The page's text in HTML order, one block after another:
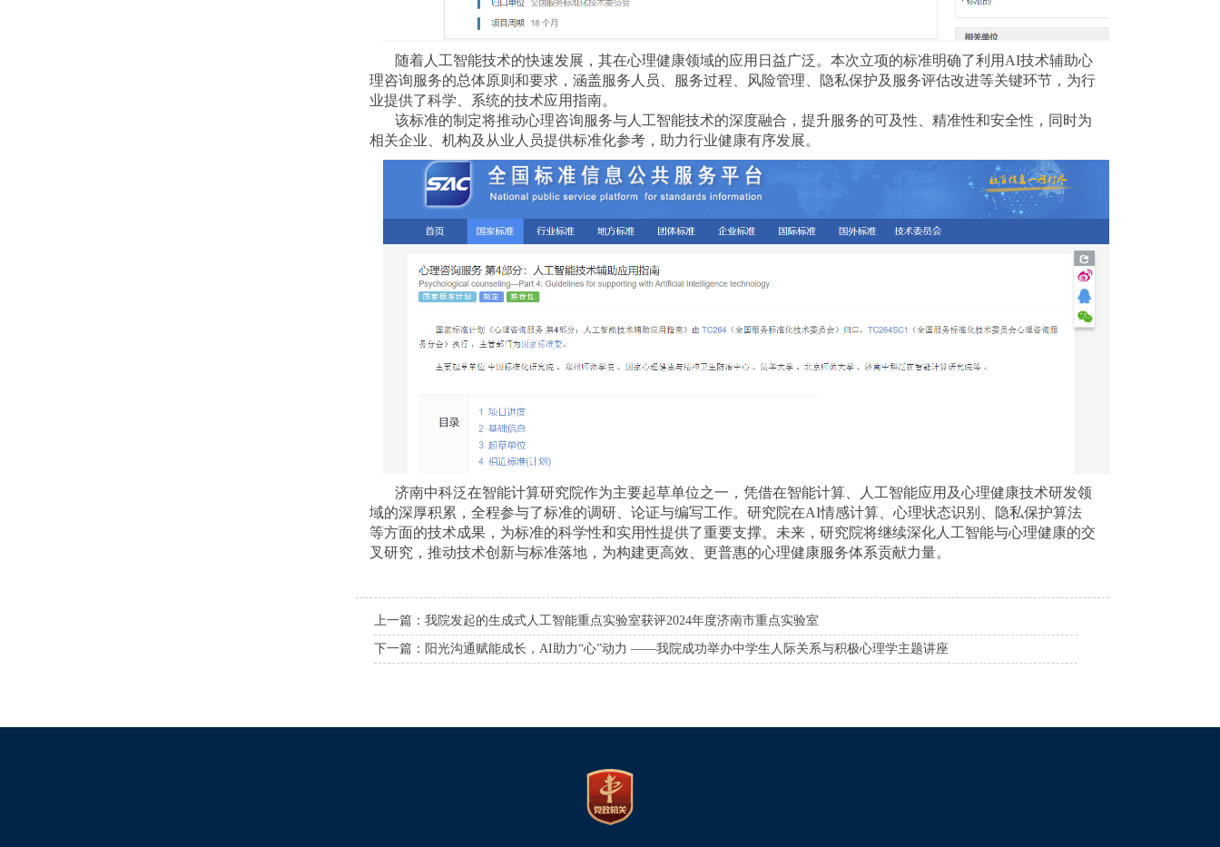
随着人工智能技术的快速发展，其在心理健康领域的应用日益广泛。本次立项的标准明确了利用AI技术辅助心
理咨询服务的总体原则和要求，涵盖服务人员、服务过程、风险管理、隐私保护及服务评估改进等关键环节，为行
业提供了科学、系统的技术应用指南。
该标准的制定将推动心理咨询服务与人工智能技术的深度融合，提升服务的可及性、精准性和安全性，同时为
相关企业、机构及从业人员提供标准化参考，助力行业健康有序发展。
济南中科泛在智能计算研究院作为主要起草单位之一，凭借在智能计算、人工智能应用及心理健康技术研发领
域的深厚积累，全程参与了标准的调研、论证与编写工作。研究院在AI情感计算、心理状态识别、隐私保护算法
等方面的技术成果，为标准的科学性和实用性提供了重要支撑。未来，研究院将继续深化人工智能与心理健康的交
叉研究，推动技术创新与标准落地，为构建更高效、更普惠的心理健康服务体系贡献力量。
上一篇： 我院发起的生成式人工智能重点实验室获评2024年度济南市重点实验室
下一篇： 阳光沟通赋能成长，AI助力“心”动力 ——我院成功举办中学生人际关系与积极心理学主题讲座